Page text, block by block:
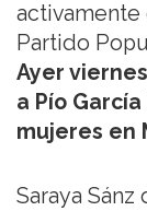
Partido
Ayer
a Pío
mujeres en
Saraya Sánz